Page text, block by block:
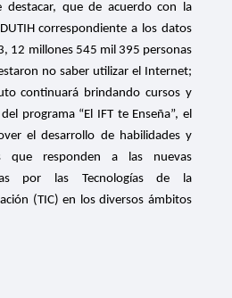
destacar, que de acuerdo con la
correspondiente a los datos
12 millones 545 mil 395 personas
no saber utilizar el Internet;
continuará brindando cursos y
programa “El IFT te Enseña”, el
el desarrollo de habilidades y
que responden a las nuevas
por las Tecnologías de la
(TIC) en los diversos ámbitos